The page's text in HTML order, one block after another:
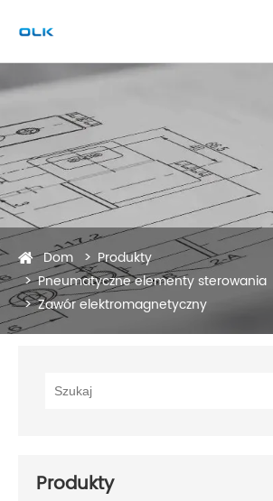
Dom
Produkty
Pneumatyczne elementy sterowania
Zawór elektromagnetyczny
Produkty